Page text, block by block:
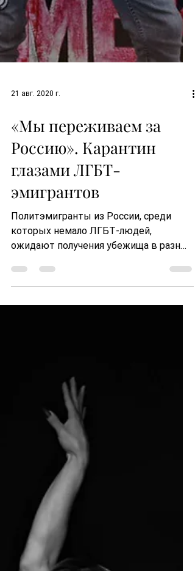
«Мы переживаем за
Россию». Карантин
глазами ЛГБТ-
эмигрантов
которых немало ЛГБТ-людей,
ожидают получения убежища в разных
странах мира. Никита Томилов, Павел